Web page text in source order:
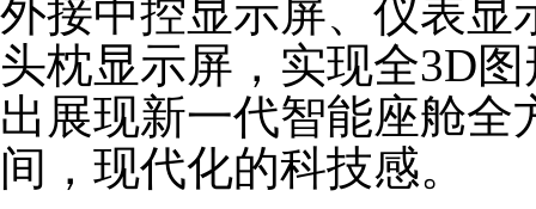
外接中控显示屏、仪表显
头枕显示屏，实现全3D
出展现新一代智能座舱
间，现代化的科技感。